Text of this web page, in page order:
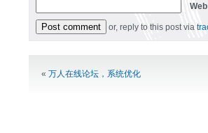
Web
or, reply to this post via
« 万人在线论坛，系统优化